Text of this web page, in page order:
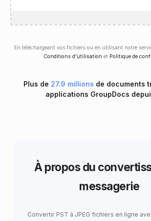
En téléchargeant vos fichiers ou en utilisant notre
Conditions d'utilisation et Politique de
Plus de 27.9 millions de documents
applications GroupDocs
À propos du
messagerie
Convertir PST à JPEG fichiers en ligne